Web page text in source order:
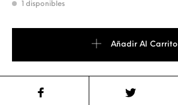
1 disponibles
Añadir Al Carrito